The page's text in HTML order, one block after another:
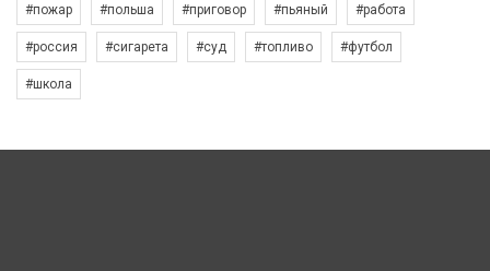
#пожар #польша #приговор #пьяный #работа
#россия #сигарета #суд #топливо #футбол
#школа